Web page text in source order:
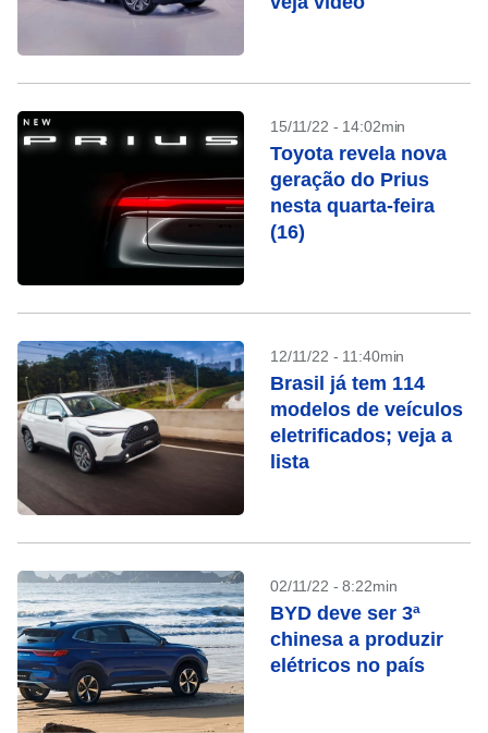
15/11/22 - 14:02min
Toyota revela nova
geração do Prius
nesta quarta-feira
(16)
12/11/22 - 11:40min
Brasil já tem 114
modelos de veículos
eletrificados; veja a
lista
02/11/22 - 8:22min
BYD deve ser 3ª
chinesa a produzir
elétricos no país